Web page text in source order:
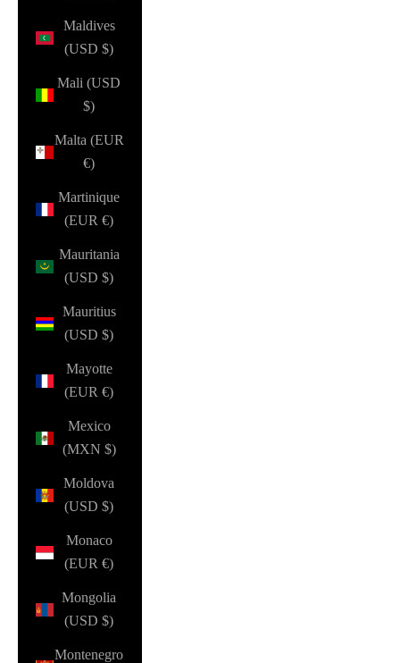
Maldives
(USD $)
Mali (USD
$)
Malta (EUR
€)
Martinique
(EUR €)
Mauritania
(USD $)
Mauritius
(USD $)
Mayotte
(EUR €)
Mexico
(MXN $)
Moldova
(USD $)
Monaco
(EUR €)
Mongolia
(USD $)
Montenegro